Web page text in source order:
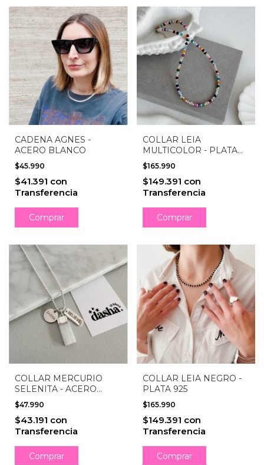
CADENA AGNES -
ACERO BLANCO
$45.990
$41.391 con
Transferencia
Comprar
COLLAR LEIA
MULTICOLOR - PLATA
925
$165.990
$149.391 con
Transferencia
COLLAR MERCURIO
SELENITA - ACERO
BLANCO
$47.990
$43.191 con
Transferencia
COLLAR LEIA NEGRO -
PLATA 925
$165.990
$149.391 con
Transferencia